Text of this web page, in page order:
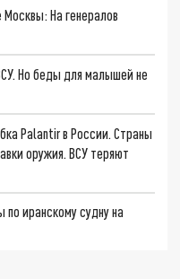
На генералов
Но беды для малышей не
Palantir в России. Страны
оружия. ВСУ теряют
иранскому судну на